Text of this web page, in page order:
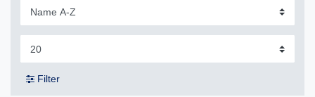
Filter